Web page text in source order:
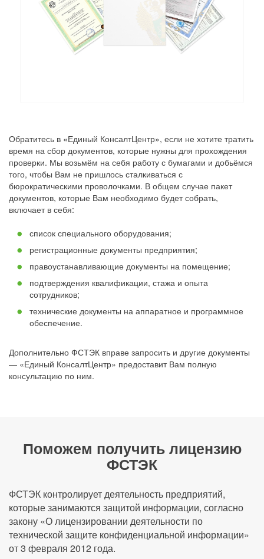
Обратитесь в «Единый КонсалтЦентр», если не хотите тратить
время на сбор документов, которые нужны для прохождения
проверки. Мы возьмём на себя работу с бумагами и добьёмся
того, чтобы Вам не пришлось сталкиваться с
бюрократическими проволочками. В общем случае пакет
документов, которые Вам необходимо будет собрать,
включает в себя:
список специального оборудования;
регистрационные документы предприятия;
правоустанавливающие документы на помещение;
подтверждения квалификации, стажа и опыта
сотрудников;
технические документы на аппаратное и программное
обеспечение.
Дополнительно ФСТЭК вправе запросить и другие документы
— «Единый КонсалтЦентр» предоставит Вам полную
консультацию по ним.
Поможем получить лицензию
ФСТЭК
ФСТЭК контролирует деятельность предприятий,
которые занимаются защитой информации, согласно
закону «О лицензировании деятельности по
технической защите конфиденциальной информации»
от 3 февраля 2012 года.